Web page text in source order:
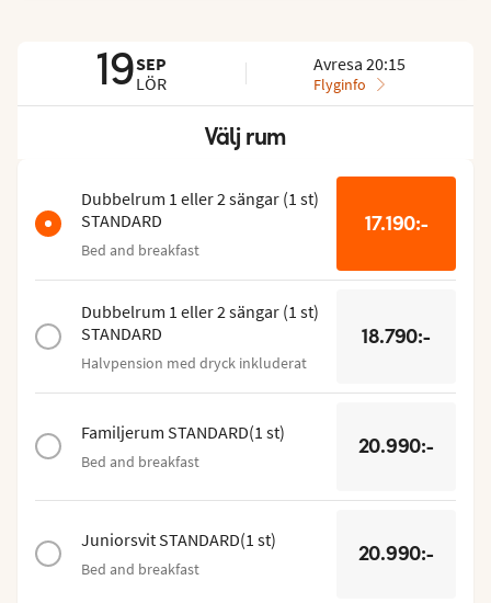
19SEP
LÖR
Avresa 20:15
Flyginfo
Välj rum
Dubbelrum 1 eller 2 sängar
STANDARD
(1 st)
Bed and breakfast
17.190:-
Dubbelrum 1 eller 2 sängar
STANDARD
(1 st)
Halvpension med dryck inkluderat
18.790:-
Familjerum STANDARD(1 st)
Bed and breakfast
20.990:-
Juniorsvit STANDARD(1 st)
Bed and breakfast
20.990:-